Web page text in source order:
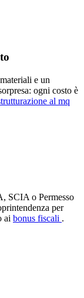
e un
ogni costo è
al mq
SCIA o Permesso
per
ai bonus fiscali .